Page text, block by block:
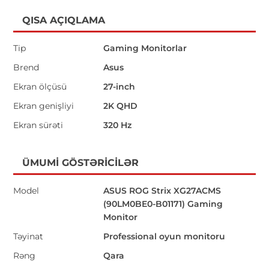
QISA AÇIQLAMA
Tip
Gaming Monitorlar
Brend
Asus
Ekran ölçüsü
27-inch
Ekran genişliyi
2K QHD
Ekran sürəti
320 Hz
ÜMUMI GÖSTƏRICILƏR
Model
ASUS ROG Strix XG27ACMS
(90LM0BE0-B01171) Gaming
Monitor
Təyinat
Professional oyun monitoru
Rəng
Qara